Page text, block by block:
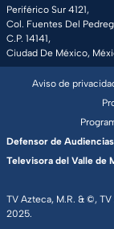
Periférico Sur 4121,
Col. Fuentes Del
C.P. 14141,
Ciudad De México,
TV Azteca, M.R. & ©,
2025.
Aviso de
Defensor de
Televisora del Valle de